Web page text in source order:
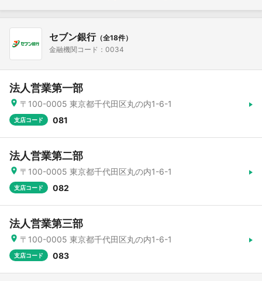
セブン銀行（全18件）
金融機関コード：0034
法人営業第一部
〒100-0005 東京都千代田区丸の内1-6-1
支店コード 081
法人営業第二部
〒100-0005 東京都千代田区丸の内1-6-1
支店コード 082
法人営業第三部
〒100-0005 東京都千代田区丸の内1-6-1
支店コード 083